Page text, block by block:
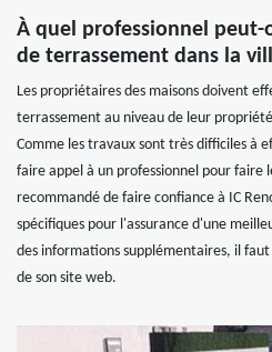
À quel professionnel peut-
de terrassement dans la
Les propriétaires des maisons doivent
terrassement au niveau de leur
Comme les travaux sont très difficiles à
faire appel à un professionnel pour faire
recommandé de faire confiance à IC
spécifiques pour l'assurance d'une
des informations supplémentaires, il
de son site web.